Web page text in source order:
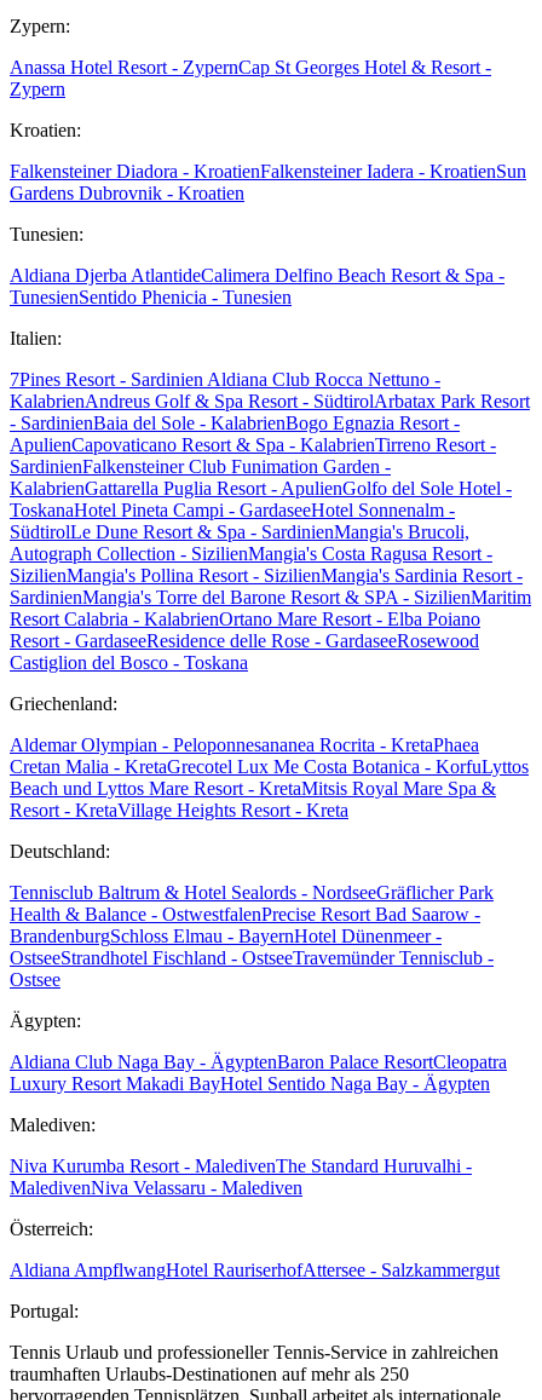
Zypern:
Anassa Hotel Resort - ZypernCap St Georges Hotel & Resort -
Zypern
Kroatien:
Falkensteiner Diadora - KroatienFalkensteiner Iadera - KroatienSun
Gardens Dubrovnik - Kroatien
Tunesien:
Aldiana Djerba AtlantideCalimera Delfino Beach Resort & Spa -
TunesienSentido Phenicia - Tunesien
Italien:
7Pines Resort - Sardinien Aldiana Club Rocca Nettuno -
KalabrienAndreus Golf & Spa Resort - SüdtirolArbatax Park Resort
- SardinienBaia del Sole - KalabrienBogo Egnazia Resort -
ApulienCapovaticano Resort & Spa - KalabrienTirreno Resort -
SardinienFalkensteiner Club Funimation Garden -
KalabrienGattarella Puglia Resort - ApulienGolfo del Sole Hotel -
ToskanaHotel Pineta Campi - GardaseeHotel Sonnenalm -
SüdtirolLe Dune Resort & Spa - SardinienMangia's Brucoli,
Autograph Collection - SizilienMangia's Costa Ragusa Resort -
SizilienMangia's Pollina Resort - SizilienMangia's Sardinia Resort -
SardinienMangia's Torre del Barone Resort & SPA - SizilienMaritim
Resort Calabria - KalabrienOrtano Mare Resort - Elba Poiano
Resort - GardaseeResidence delle Rose - GardaseeRosewood
Castiglion del Bosco - Toskana
Griechenland:
Aldemar Olympian - Peloponnesananea Rocrita - KretaPhaea
Cretan Malia - KretaGrecotel Lux Me Costa Botanica - KorfuLyttos
Beach und Lyttos Mare Resort - KretaMitsis Royal Mare Spa &
Resort - KretaVillage Heights Resort - Kreta
Deutschland:
Tennisclub Baltrum & Hotel Sealords - NordseeGräflicher Park
Health & Balance - OstwestfalenPrecise Resort Bad Saarow -
BrandenburgSchloss Elmau - BayernHotel Dünenmeer -
OstseeStrandhotel Fischland - OstseeTravemünder Tennisclub -
Ostsee
Ägypten:
Aldiana Club Naga Bay - ÄgyptenBaron Palace ResortCleopatra
Luxury Resort Makadi BayHotel Sentido Naga Bay - Ägypten
Malediven:
Niva Kurumba Resort - MaledivenThe Standard Huruvalhi -
MaledivenNiva Velassaru - Malediven
Österreich:
Aldiana AmpflwangHotel RauriserhofAttersee - Salzkammergut
Portugal:
Tennis Urlaub und professioneller Tennis-Service in zahlreichen
traumhaften Urlaubs-Destinationen auf mehr als 250